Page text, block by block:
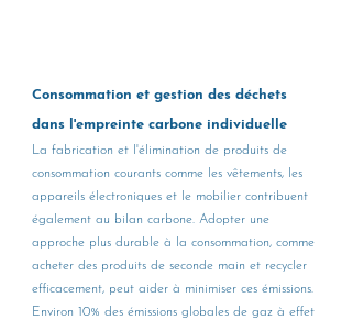
Consommation et gestion des déchets
dans l'empreinte carbone individuelle
La fabrication et l'élimination de produits de
consommation courants comme les vêtements, les
appareils électroniques et le mobilier contribuent
également au bilan carbone. Adopter une
approche plus durable à la consommation, comme
acheter des produits de seconde main et recycler
efficacement, peut aider à minimiser ces émissions.
Environ 10% des émissions globales de gaz à effet